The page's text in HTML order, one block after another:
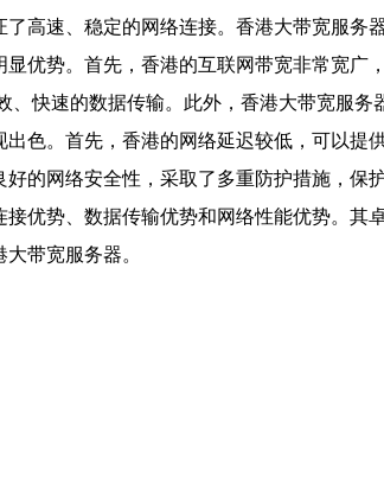
高速、稳定的网络连接。香港大带宽服务
优势。首先，香港的互联网带宽非常宽
快速的数据传输。此外，香港大带宽服务
色。首先，香港的网络延迟较低，可以
的网络安全性，采取了多重防护措施，保
优势、数据传输优势和网络性能优势。
带宽服务器。